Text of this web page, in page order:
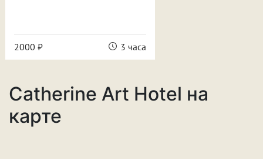
2000 ₽ 3 часа
Catherine Art Hotel на
карте